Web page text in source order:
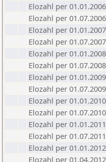
Elozahl per 01.01.2006
Elozahl per 01.07.2006
Elozahl per 01.01.2007
Elozahl per 01.07.2007
Elozahl per 01.01.2008
Elozahl per 01.07.2008
Elozahl per 01.01.2009
Elozahl per 01.07.2009
Elozahl per 01.01.2010
Elozahl per 01.07.2010
Elozahl per 01.01.2011
Elozahl per 01.07.2011
Elozahl per 01.01.2012
Elozahl per 01.04.2012